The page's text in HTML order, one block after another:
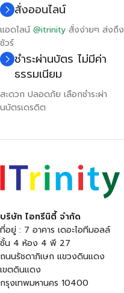
สั่งออนไลน์
แอดไลน์@itrinity สั่งง่ายๆ ส่งถึง
ชัวร์
ชำระผ่านบัตร ไม่มีค่า
ธรรมเนียม
สะดวก ปลอดภัย เลือกชำระผ่า
นบัตรเดรดิต
บริษัท ไอทรีนิตี้ จำกัด
ที่อยู่ : 7 อาคาร เดอะไอทีมอลล์
ชั้น 4 ห้อง 4 พี 27
ถนนรัชดาภิเษก แขวงดินแดง
เขตดินแดง
กรุงเทพมหานคร 10400